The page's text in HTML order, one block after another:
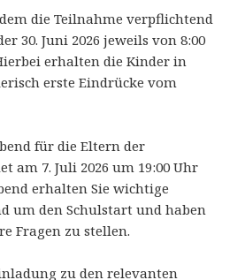
die Teilnahme verpflichtend
30. Juni 2026 jeweils von 8:00
erhalten die Kinder in
erste Eindrücke vom
für die Eltern der
am 7. Juli 2026 um 19:00 Uhr
erhalten Sie wichtige
um den Schulstart und haben
Fragen zu stellen.
zu den relevanten